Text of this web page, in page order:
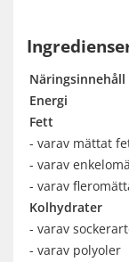
Näringsinnehåll
Energi
Fett
- varav mättat
- varav
- varav
Kolhydrater
- varav
- varav polyoler